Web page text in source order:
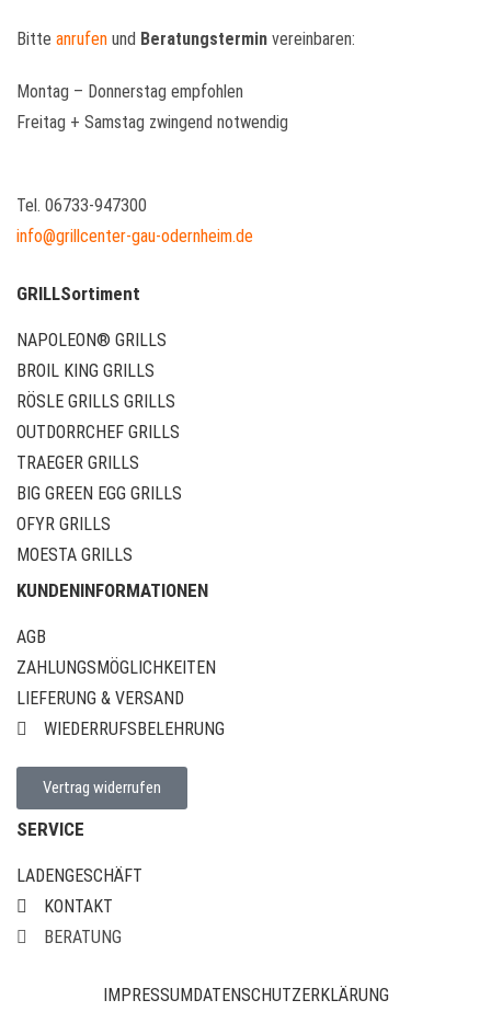
Bitte anrufen und Beratungstermin vereinbaren:
Montag – Donnerstag empfohlen
Freitag + Samstag zwingend notwendig
Tel. 06733-947300
info@grillcenter-gau-odernheim.de
GRILLSortiment
NAPOLEON® GRILLS
BROIL KING GRILLS
RÖSLE GRILLS GRILLS
OUTDORRCHEF GRILLS
TRAEGER GRILLS
BIG GREEN EGG GRILLS
OFYR GRILLS
MOESTA GRILLS
KUNDENINFORMATIONEN
AGB
ZAHLUNGSMÖGLICHKEITEN
LIEFERUNG & VERSAND
WIEDERRUFSBELEHRUNG
Vertrag widerrufen
SERVICE
LADENGESCHÄFT
KONTAKT
BERATUNG
IMPRESSUMDATENSCHUTZERKLÄRUNG